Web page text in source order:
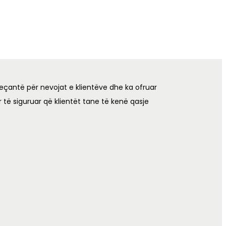
për nevojat e klientëve dhe ka ofruar
siguruar që klientët tane të kenë qasje